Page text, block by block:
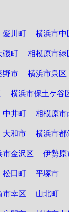
愛川町 横浜市中
磯町 相模原市緑
野市 横浜市泉区
横浜市保土ケ谷
中井町 相模原市
大和市 横浜市都
市金沢区 伊勢原
松田町 平塚市
市幸区 山北町